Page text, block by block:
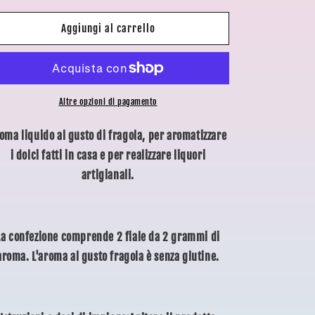
o
g
r
a
f
i
c
a
per
FRAGOLA
per
AROMA
FRAGOLA
Aggiungi al carrello
Altre opzioni di pagamento
liquido al gusto di fragola, per aromatizzare
i dolci fatti in casa e per realizzare liquori
artigianali.
confezione comprende 2 fiale da 2 grammi di
L'aroma al gusto fragola è senza glutine.